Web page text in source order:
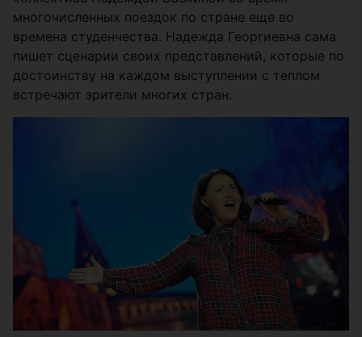
многочисленных поездок по стране еще во
времена студенчества. Надежда Георгиевна сама
пишет сценарии своих представлений, которые по
достоинству на каждом выступлении с теплом
встречают зрители многих стран.